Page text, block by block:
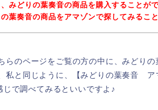
、みどりの葉奏音の商品を購入することが
の葉奏音の商品をアマゾンで探してみるこ
らのページをご覧の方の中に、みどり
私と同じように、【みどりの葉奏音
で調べてみるといいですよ♪